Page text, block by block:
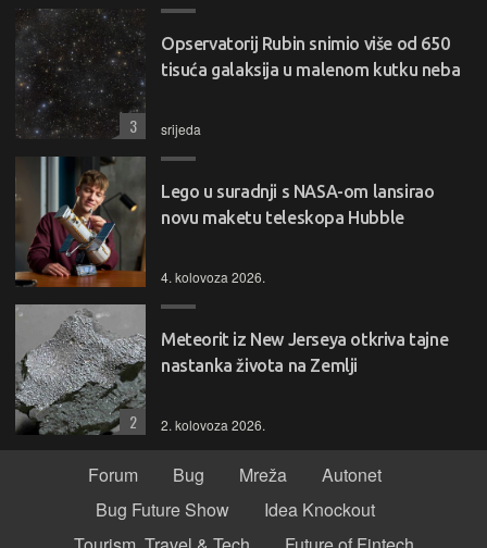
Opservatorij Rubin snimio više od 650
tisuća galaksija u malenom kutku neba
srijeda
3
Lego u suradnji s NASA-om lansirao
novu maketu teleskopa Hubble
4. kolovoza 2026.
Meteorit iz New Jerseya otkriva tajne
nastanka života na Zemlji
2. kolovoza 2026.
2
Forum Bug Mreža
Autonet
Bug Future Show
Idea Knockout